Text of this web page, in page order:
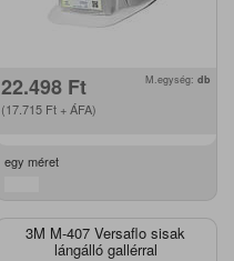
22.498 Ft
(17.715 Ft+ ÁFA)
M.egység: db
egy méret
3M M-407 Versaflo sisak
lángálló gallérral